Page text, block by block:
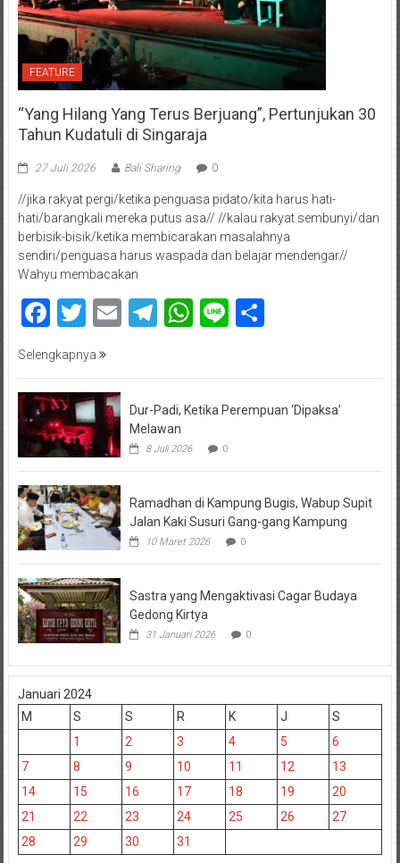
FEATURE
“Yang Hilang Yang Terus Berjuang”, Pertunjukan 30
Tahun Kudatuli di Singaraja
27 Juli 2026 Bali Sharing 0
//jika rakyat pergi/ketika penguasa pidato/kita harus hati-
hati/barangkali mereka putus asa// //kalau rakyat sembunyi/dan
berbisik-bisik/ketika membicarakan masalahnya
sendiri/penguasa harus waspada dan belajar mendengar//
Wahyu membacakan
Facebook
Twitter
EmailTelegram
WhatsApp
Line
Selengkapnya
Dur-Padi, Ketika Perempuan ‘Dipaksa’
Melawan
8 Juli 2026 0
Ramadhan di Kampung Bugis, Wabup Supit
Jalan Kaki Susuri Gang-gang Kampung
10 Maret 2026 0
Sastra yang Mengaktivasi Cagar Budaya
Gedong Kirtya
31 Januari 2026 0
Januari 2024
M
S S R K J
S
1
2 3 4 5
6
7
8 9 10 11 12
13
14
15 16 17 18 19
20
21
22 23 24 25 26
27
28
29 30 31